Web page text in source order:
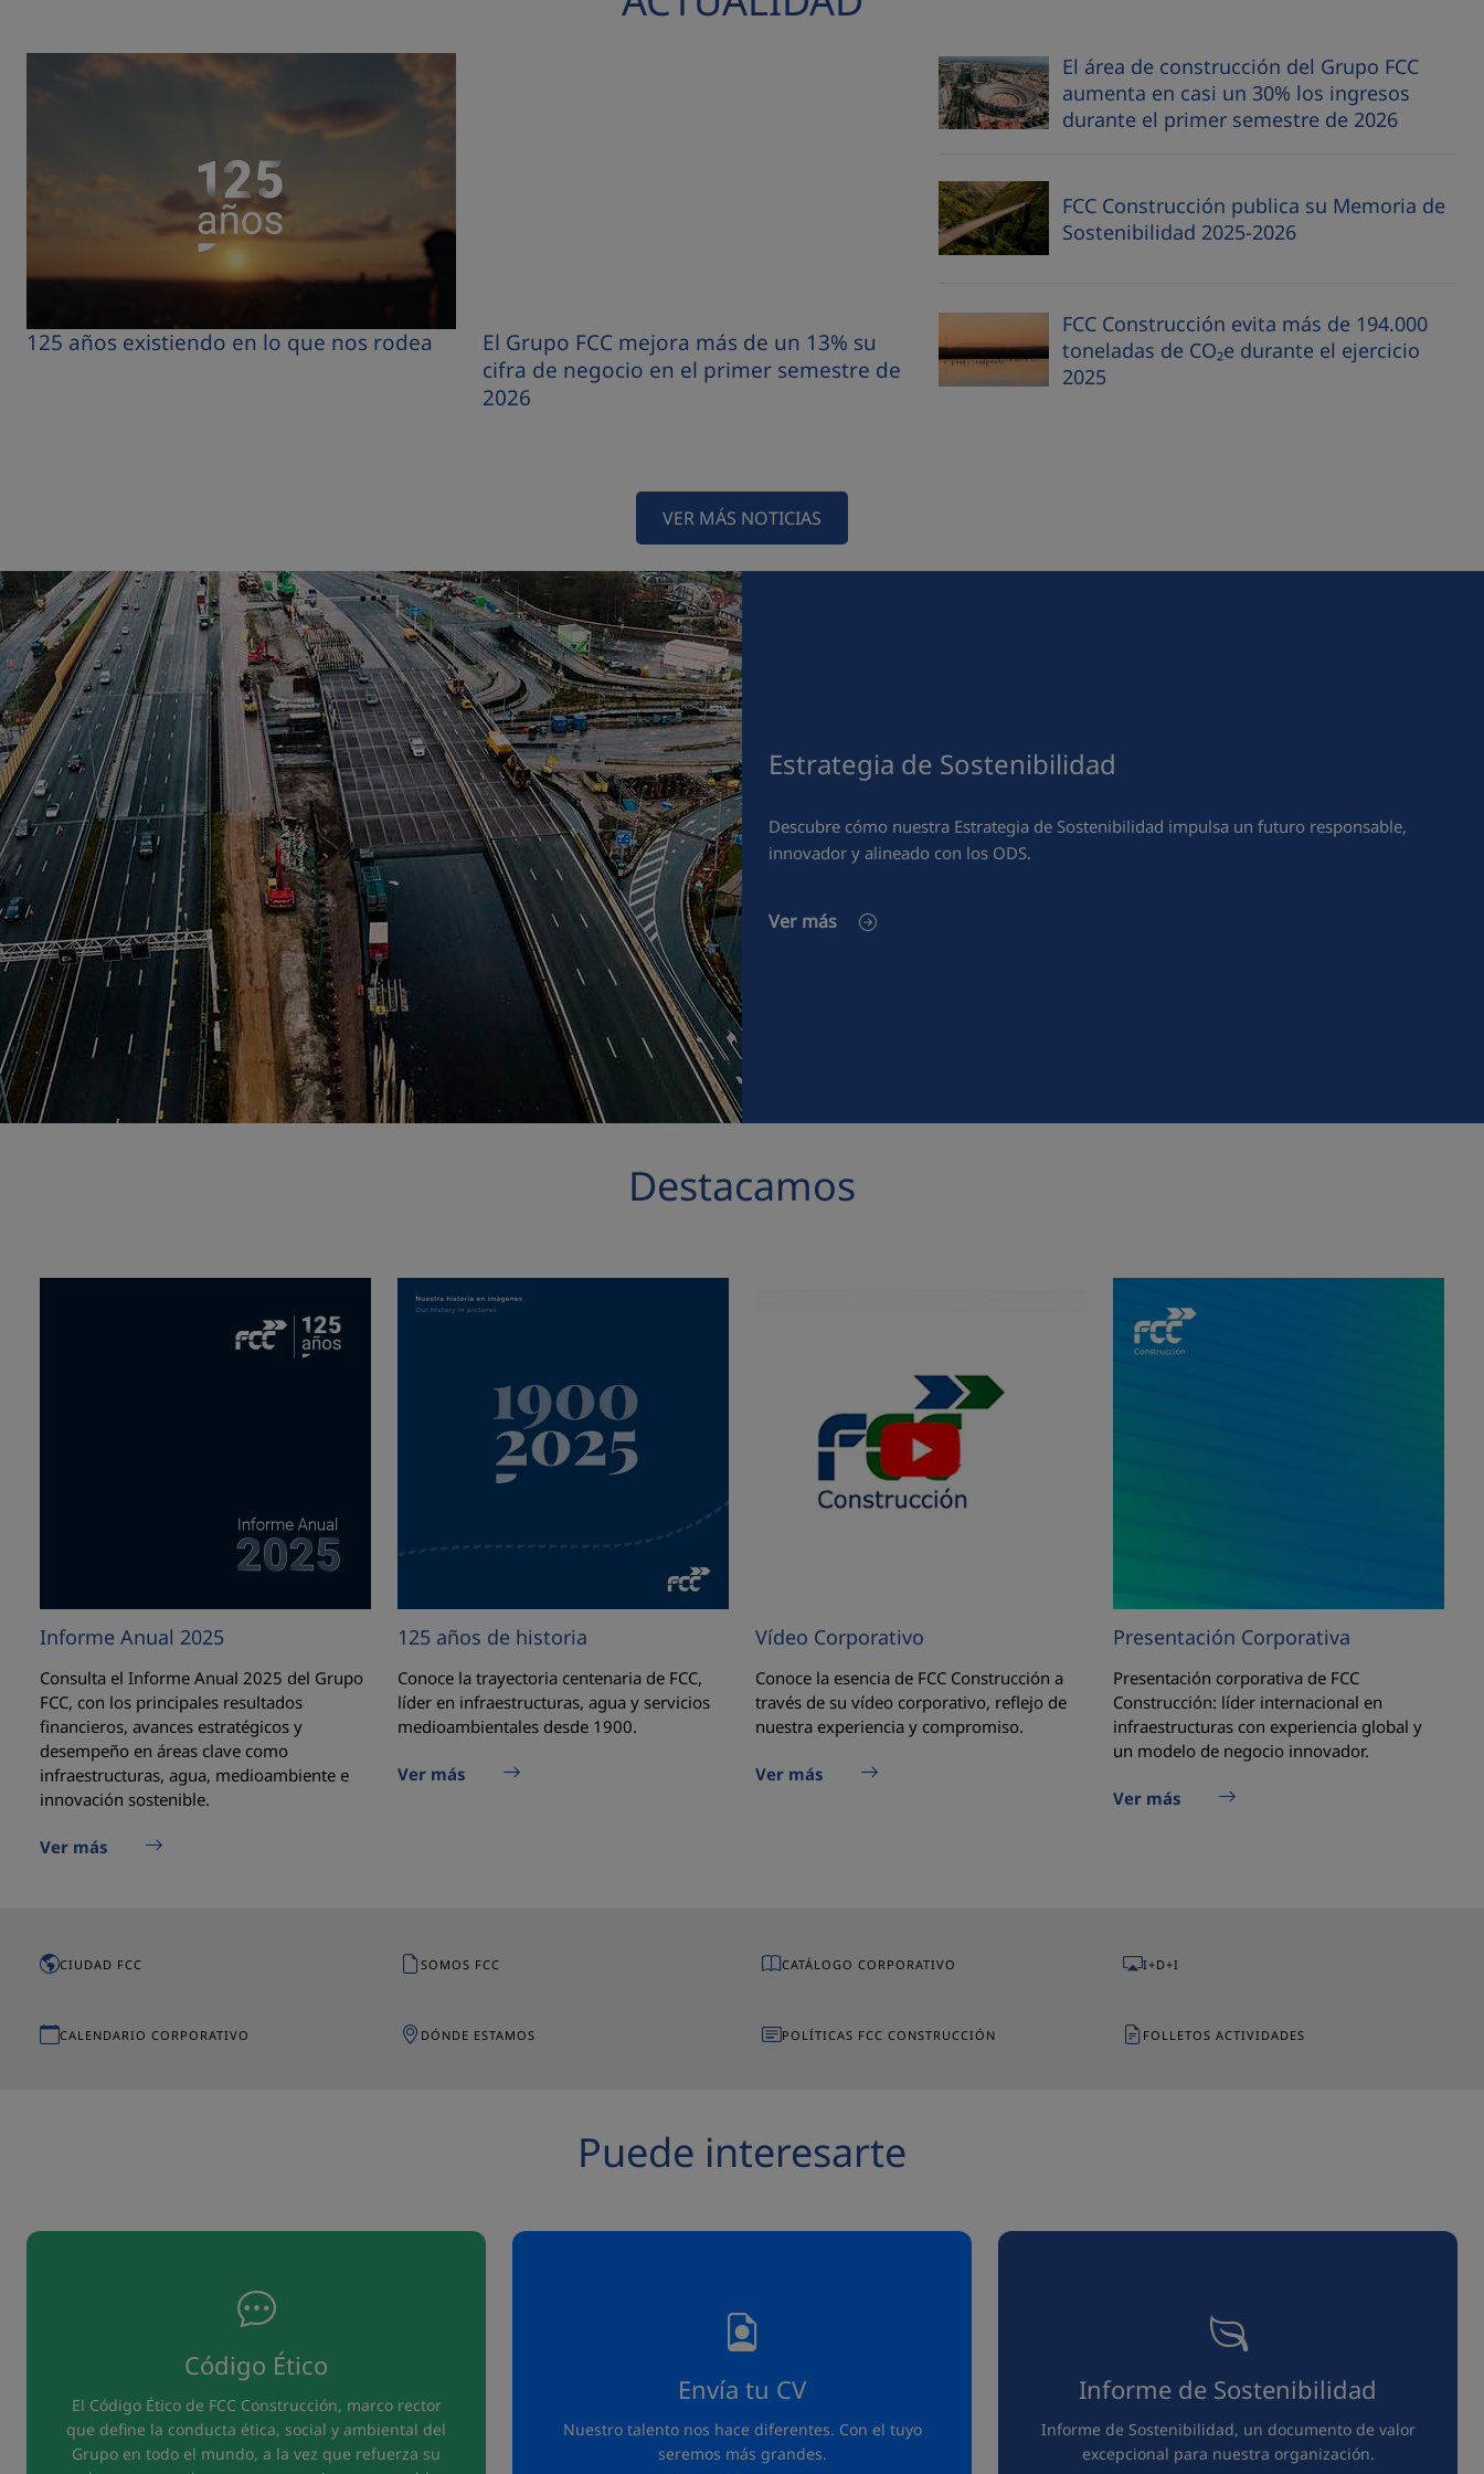
125 años existiendo en lo que nos rodea
El Grupo FCC mejora más de un 13% su
cifra de negocio en el primer semestre de
2026
El área de construcción del Grupo FCC
aumenta en casi un 30% los ingresos
durante el primer semestre de 2026
FCC Construcción publica su Memoria de
Sostenibilidad 2025-2026
FCC Construcción evita más de 194.000
toneladas de CO₂e durante el ejercicio
2025
VER MÁS NOTICIAS
Estrategia de Sostenibilidad
Descubre cómo nuestra Estrategia de Sostenibilidad impulsa un futuro responsable,
innovador y alineado con los ODS.
Ver más
Destacamos
Informe Anual 2025
Consulta el Informe Anual 2025 del Grupo
FCC, con los principales resultados
financieros, avances estratégicos y
desempeño en áreas clave como
infraestructuras, agua, medioambiente e
innovación sostenible.
Ver más
125 años de historia
Conoce la trayectoria centenaria de FCC,
líder en infraestructuras, agua y servicios
medioambientales desde 1900.
Ver más
Vídeo Corporativo
Conoce la esencia de FCC Construcción a
través de su vídeo corporativo, reflejo de
nuestra experiencia y compromiso.
Ver más
Presentación Corporativa
Presentación corporativa de FCC
Construcción: líder internacional en
infraestructuras con experiencia global y
un modelo de negocio innovador.
Ver más
CIUDAD FCC SOMOS FCC CATÁLOGO CORPORATIVO I+D+I
CALENDARIO CORPORATIVO DÓNDE ESTAMOS POLÍTICAS FCC CONSTRUCCIÓN FOLLETOS ACTIVIDADES
Puede interesarte
Código Ético
El Código Ético de FCC Construcción, marco rector
que define la conducta ética, social y ambiental del
Grupo en todo el mundo, a la vez que refuerza su
Envía tu CV
Nuestro talento nos hace diferentes. Con el tuyo
seremos más grandes.
Informe de Sostenibilidad
Informe de Sostenibilidad, un documento de valor
excepcional para nuestra organización.